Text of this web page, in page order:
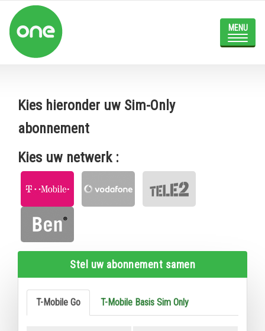
main
content
Toggle
Kies hieronder uw Sim-Only
abonnement
Kies uw netwerk :
Stel uw abonnement samen
T-Mobile Go T-Mobile Basis Sim Only